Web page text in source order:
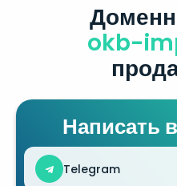
okb-
Написать
Telegram